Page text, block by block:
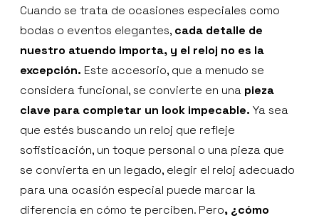
Cuando se trata de ocasiones especiales como
bodas o eventos elegantes, cada detalle de
nuestro atuendo importa, y el reloj no es la
excepción. Este accesorio, que a menudo se
considera funcional, se convierte en una pieza
clave para completar un look impecable. Ya sea
que estés buscando un reloj que refleje
sofisticación, un toque personal o una pieza que
se convierta en un legado, elegir el reloj adecuado
para una ocasión especial puede marcar la
diferencia en cómo te perciben. Pero, ¿cómo